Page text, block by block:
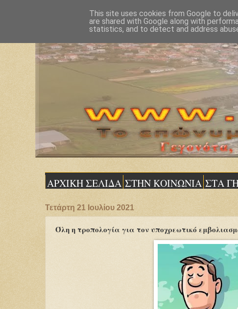
ΑΡΧΙΚΗ ΣΕΛΙΔΑ ΣΤΗΝ ΚΟΙΝΩΝΙΑ ΣΤΑ
Τετάρτη 21 Ιουλίου 2021
Όλη η τροπολογία για τον υποχρεωτικό
This site uses cookies from Google to
are shared with Google along with
statistics, and to detect and address